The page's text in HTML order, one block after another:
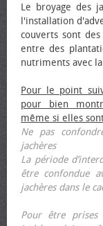
Le broyage des
l'installation
couverts sont
entre des
nutriments avec
Pour le point
pour bien
même si elles
Ne pas
jachères
La période
être confondue
jachères dans le
Pour être